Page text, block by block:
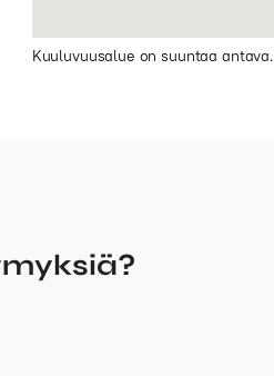
Kuuluvuusalue on suuntaa antava.